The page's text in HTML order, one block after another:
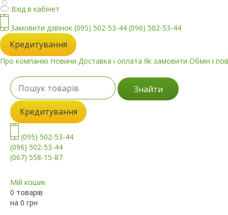
Вхід в кабінет
Замовити дзвінок (095) 502-53-44 (096) 502-53-44
Кредитування
Про компанію Новини Доставка і оплата Як замовити Обмін і
Знайти
Кредитування
(095) 502-53-44
(096) 502-53-44
(067) 558-15-87
Мій кошик
0 товарів
на 0 грн